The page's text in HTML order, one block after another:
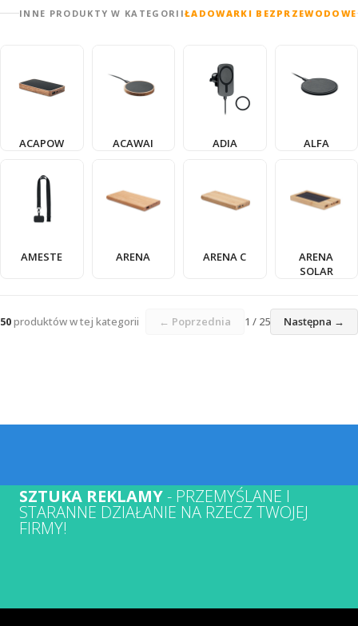
INNE PRODUKTY W KATEGORIIŁADOWARKI BEZPRZEWODOWE
ACAPOW ACAWAI ADIA ALFA
AMESTE ARENA ARENA C
ARENA
SOLAR
50produktów w tej kategorii ← Poprzednia 1 / 25 Następna →
SZTUKA REKLAMY- PRZEMYŚLANE I
STARANNE DZIAŁANIE NA RZECZ TWOJEJ
FIRMY!